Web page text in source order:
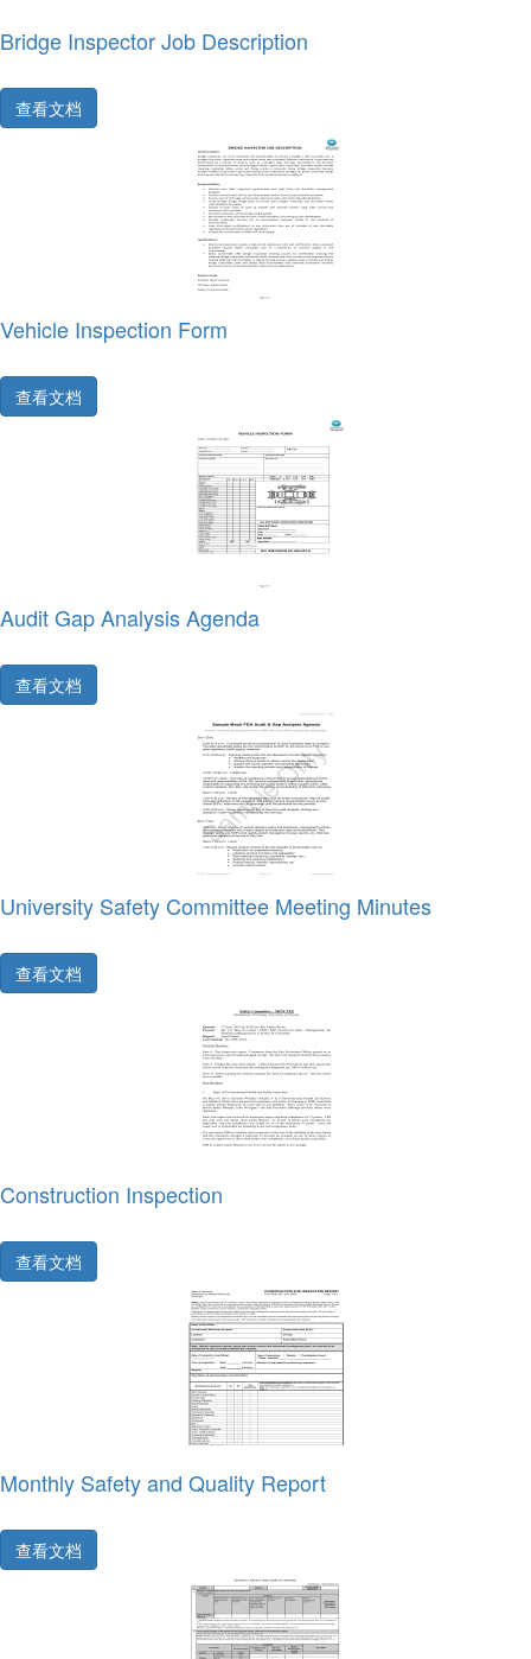
Bridge Inspector Job Description
查看文档
Vehicle Inspection Form
查看文档
Audit Gap Analysis Agenda
查看文档
University Safety Committee Meeting Minutes
查看文档
Construction Inspection
查看文档
Monthly Safety and Quality Report
查看文档